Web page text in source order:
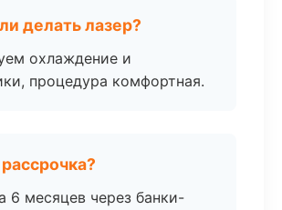
делать лазер?
охлаждение и
процедура комфортная.
6 месяцев через банки-